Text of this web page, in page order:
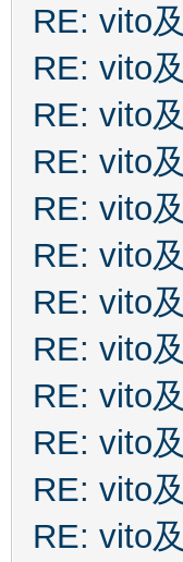
RE: vito
RE: vito
RE: vito
RE: vito
RE: vito
RE: vito
RE: vito
RE: vito
RE: vito
RE: vito
RE: vito
RE: vito